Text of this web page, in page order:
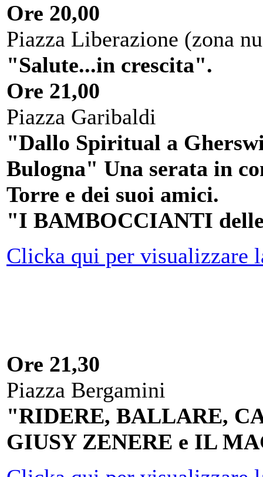
Ore 20,00
Piazza Liberazione (zona
"Salute...in crescita".
Ore 21,00
Piazza Garibaldi
"Dallo Spiritual a
Bulogna" Una serata in
Torre e dei suoi amici.
"I BAMBOCCIANTI
Clicka qui per visualizzare
Ore 21,30
Piazza Bergamini
"RIDERE, BALLARE,
GIUSY ZENERE e IL